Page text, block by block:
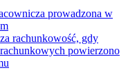
prowadzona w
rachunkowość, gdy
powierzono